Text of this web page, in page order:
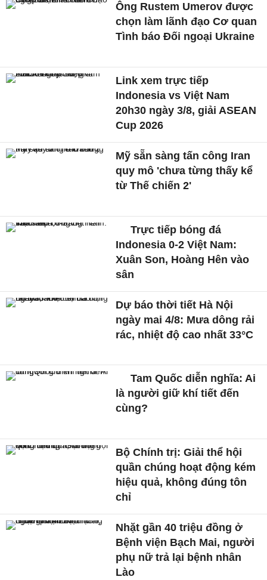
Ông Rustem Umerov được
chọn làm lãnh đạo Cơ quan
Tình báo Đối ngoại Ukraine
Link xem trực tiếp
Indonesia vs Việt Nam
20h30 ngày 3/8, giải ASEAN
Cup 2026
Mỹ sẵn sàng tấn công Iran
quy mô 'chưa từng thấy kể
từ Thế chiến 2'
Trực tiếp bóng đá
Indonesia 0-2 Việt Nam:
Xuân Son, Hoàng Hên vào
sân
Dự báo thời tiết Hà Nội
ngày mai 4/8: Mưa dông rải
rác, nhiệt độ cao nhất 33°C
Tam Quốc diễn nghĩa: Ai
là người giữ khí tiết đến
cùng?
Bộ Chính trị: Giải thể hội
quần chúng hoạt động kém
hiệu quả, không đúng tôn
chỉ
Nhặt gần 40 triệu đồng ở
Bệnh viện Bạch Mai, người
phụ nữ trả lại bệnh nhân
Lào